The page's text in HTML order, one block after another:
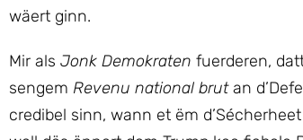
wäert ginn.
Mir als Jonk Demokraten fuerderen,
sengem Revenu national brutan
credibel sinn, wann et ëm